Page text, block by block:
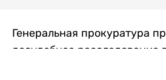
Генеральная прокуратура
досудебное расследование